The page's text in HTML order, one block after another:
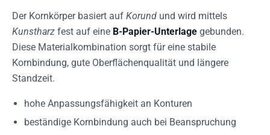
Der Kornkörper basiert auf Korund und wird mittels
Kunstharz fest auf eine B-Papier-Unterlage gebunden.
Diese Materialkombination sorgt für eine stabile
Kornbindung, gute Oberflächenqualität und längere
Standzeit.
hohe Anpassungsfähigkeit an Konturen
beständige Kornbindung auch bei Beanspruchung